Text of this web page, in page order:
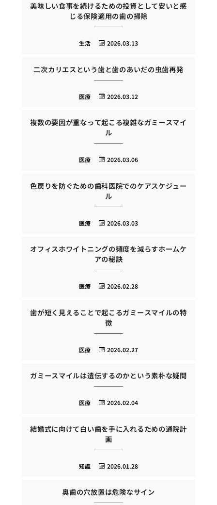
美味しい食事を続けるための投資として安いと感
じる保険適用の歯の掃除
2026.03.13
生活
二次カリエスという歯と歯のあいだの虫歯再発
2026.03.12
医療
複数の要因が重なって起こる複雑なガミースマイ
ル
2026.03.06
医療
色戻りを防ぐための歯科医院でのケアスケジュー
ル
2026.03.03
医療
オフィスホワイトニングの頻度を減らすホームケ
アの秘訣
2026.02.28
医療
歯が短く見えることで起こるガミースマイルの特
徴
2026.02.27
医療
ガミースマイルは遺伝するのかという素朴な疑問
2026.02.04
医療
結婚式に向けて白い歯を手に入れるための通院計
画
2026.01.28
知識
奥歯の穴放置は危険なサイン